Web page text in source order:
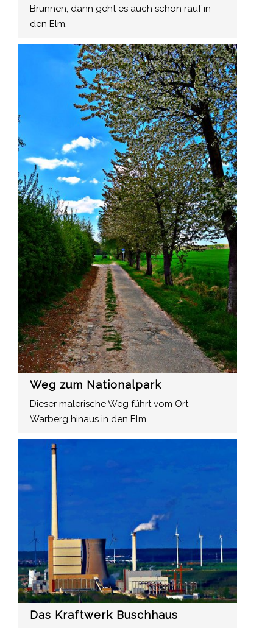
Brunnen, dann geht es auch schon rauf in
den Elm.
Weg zum Nationalpark
Dieser malerische Weg führt vom Ort
Warberg hinaus in den Elm.
Das Kraftwerk Buschhaus